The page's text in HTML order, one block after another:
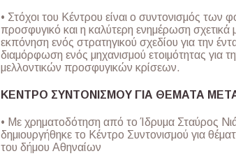
• Στόχοι του Κέντρου είναι ο συντονισμός των
προσφυγικό και η καλύτερη ενημέρωση σχετικά
εκπόνηση ενός στρατηγικού σχεδίου για την
διαμόρφωση ενός μηχανισμού ετοιμότητας για
μελλοντικών προσφυγικών κρίσεων.
ΚΕΝΤΡΟ ΣΥΝΤΟΝΙΣΜΟΥ ΓΙΑ ΘΕΜΑΤΑ
• Με χρηματοδότηση από το Ίδρυμα Σταύρος
δημιουργήθηκε το Κέντρο Συντονισμού για
του δήμου Αθηναίων